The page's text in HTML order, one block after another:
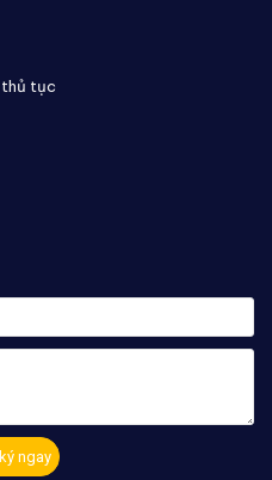
thủ tục
ngay